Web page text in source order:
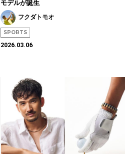
モデルが誕生
フクダトモオ
SPORTS
2026.03.06